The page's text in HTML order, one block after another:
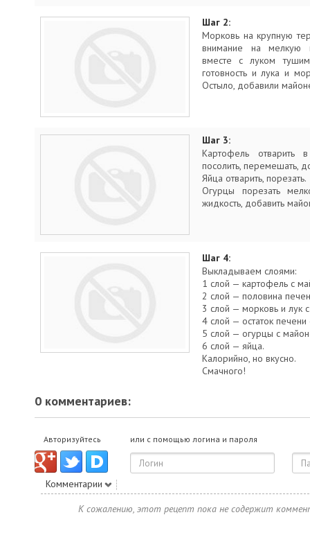
Шаг 2:
Морковь на крупную
внимание на мелкую
вместе с луком
готовность и лука и
Остыло, добавили
Шаг 3:
Картофель отварить
посолить, перемешать,
Яйца отварить, порезать.
Огурцы порезать
жидкость, добавить
Шаг 4:
Выкладываем слоями:
1 слой — картофель с
2 слой — половина
3 слой — морковь и лук
4 слой — остаток
5 слой — огурцы с
6 слой — яйца.
Калорийно, но вкусно.
Смачного!
0 комментариев:
Авторизуйтесь или с помощью логина и пароля
Комментарии
К сожалению, этот рецепт пока не содержит